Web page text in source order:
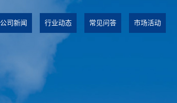
公司新闻 行业动态 常见问答 市场活动